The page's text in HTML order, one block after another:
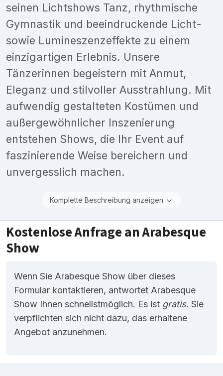
seinen Lichtshows Tanz, rhythmische
Gymnastik und beeindruckende Licht-
sowie Lumineszenzeffekte zu einem
einzigartigen Erlebnis. Unsere
Tänzerinnen begeistern mit Anmut,
Eleganz und stilvoller Ausstrahlung. Mit
aufwendig gestalteten Kostümen und
außergewöhnlicher Inszenierung
entstehen Shows, die Ihr Event auf
faszinierende Weise bereichern und
unvergesslich machen.
Komplette Beschreibung anzeigen
Kostenlose Anfrage an Arabesque
Show
Wenn Sie Arabesque Show über dieses
Formular kontaktieren, antwortet Arabesque
Show Ihnen schnellstmöglich. Es ist gratis. Sie
verpflichten sich nicht dazu, das erhaltene
Angebot anzunehmen.